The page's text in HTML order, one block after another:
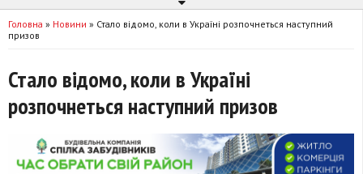
Головна » Новини » Стало відомо, коли в Україні розпочнеться наступний
призов
Стало відомо, коли в Україні
розпочнеться наступний призов